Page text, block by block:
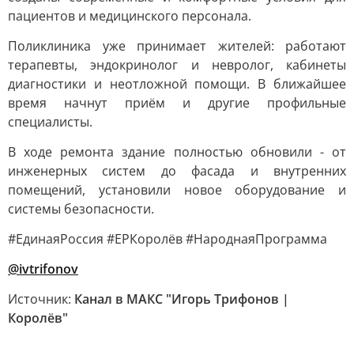
пациентов и медицинского персонала.
Поликлиника уже принимает жителей: работают
терапевты, эндокринолог и невролог, кабинеты
диагностики и неотложной помощи. В ближайшее
время начнут приём и другие профильные
специалисты.
В ходе ремонта здание полностью обновили - от
инженерных систем до фасада и внутренних
помещений, установили новое оборудование и
системы безопасности.
#ЕдинаяРоссия #ЕРКоролёв #НароднаяПрограмма
@ivtrifonov
Источник: Канал в МАКС "Игорь Трифонов |
Королёв"